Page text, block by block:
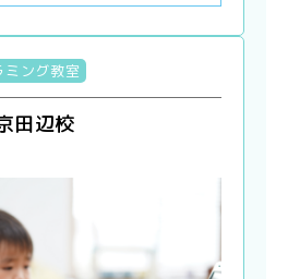
ミング教室
田辺校